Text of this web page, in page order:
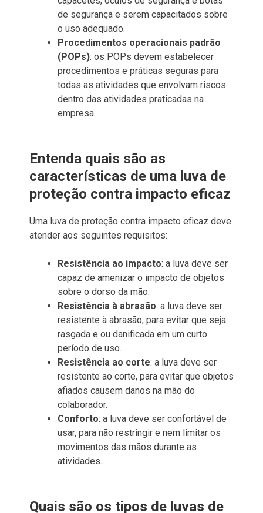
de segurança e serem capacitados sobre
o uso adequado.
Procedimentos operacionais padrão
(POPs): os POPs devem estabelecer
procedimentos e práticas seguras para
todas as atividades que envolvam riscos
dentro das atividades praticadas na
empresa.
Entenda quais são as
características de uma luva de
proteção contra impacto eficaz
Uma luva de proteção contra impacto eficaz deve
atender aos seguintes requisitos:
Resistência ao impacto: a luva deve ser
capaz de amenizar o impacto de objetos
sobre o dorso da mão.
Resistência à abrasão: a luva deve ser
resistente à abrasão, para evitar que seja
rasgada e ou danificada em um curto
período de uso.
Resistência ao corte: a luva deve ser
resistente ao corte, para evitar que objetos
afiados causem danos na mão do
colaborador.
Conforto: a luva deve ser confortável de
usar, para não restringir e nem limitar os
movimentos das mãos durante as
atividades.
Quais são os tipos de luvas de